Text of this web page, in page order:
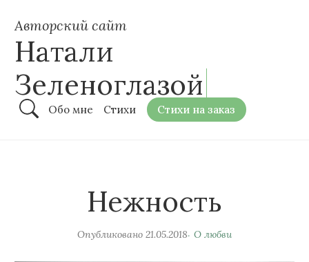
Авторский сайт
Натали
Зеленоглазой
Обо мне Стихи Стихи на заказ
Нежность
Опубликовано 21.05.2018 О любви